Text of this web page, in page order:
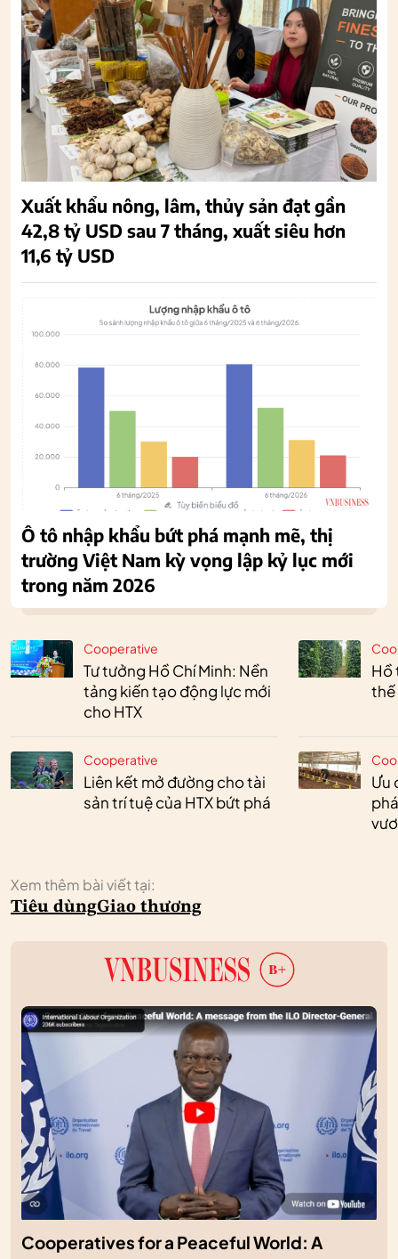
Cooperative
Tư tưởng Hồ Chí Minh: Nền
tảng kiến tạo động lực mới
cho HTX
Cooperative
Liên kết mở đường cho tài
sản trí tuệ của HTX bứt phá
Hồ
thế
Ưu
Xem thêm bài viết tại:
Tiêu dùngGiao thương
Xuất khẩu nông, lâm, thủy sản đạt gần
42,8 tỷ USD sau 7 tháng, xuất siêu hơn
11,6 tỷ USD
Ô tô nhập khẩu bứt phá mạnh mẽ, thị
trường Việt Nam kỳ vọng lập kỷ lục mới
trong năm 2026
Cooperatives for a Peaceful World: A